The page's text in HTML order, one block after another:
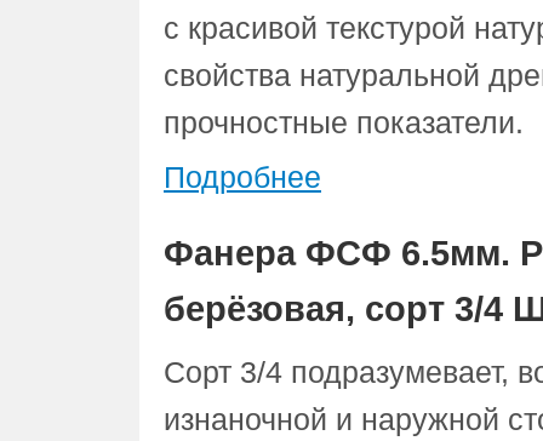
с красивой текстурой
свойства натуральной
прочностные показатели.
Подробнее
Фанера ФСФ 6.5мм.
берёзовая, сорт 3/4
Сорт 3/4 подразумевает,
изнаночной и наружной